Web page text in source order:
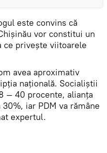
este convins că
vor constitui un
ce privește viitoarele
avea aproximativ
națională. Socialiștii
— 40 procente, alianța
iar PDM va rămâne
expertul.